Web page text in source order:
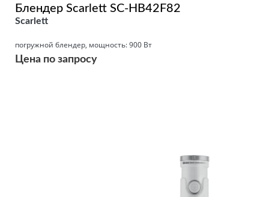
Блендер Scarlett SC-HB42F82
Scarlett
погружной блендер, мощность: 900 Вт
Цена по запросу